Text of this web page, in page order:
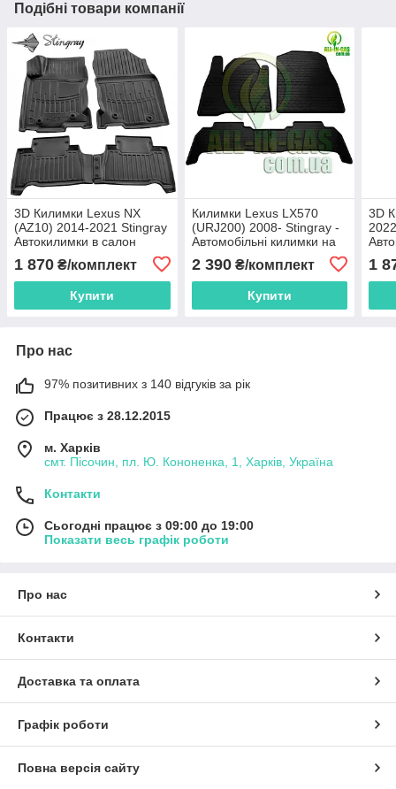
Подібні товари компанії
3D Килимки Lexus NX
(AZ10) 2014-2021 Stingray
Автокилимки в салон
1 870 ₴/комплект
Купити
Килимки Lexus LX570
(URJ200) 2008- Stingray -
Автомобільні килимки на
2 390₴/комплект
Купити
3D
1
Про нас
97% позитивних з 140 відгуків за рік
Працює з 28.12.2015
м. Харків
смт. Пісочин, пл. Ю. Кононенка, 1, Харків, Україна
Контакти
Сьогодні працює з 09:00 до 19:00
Показати весь графік роботи
Про нас
Контакти
Доставка та оплата
Графік роботи
Повна версія сайту